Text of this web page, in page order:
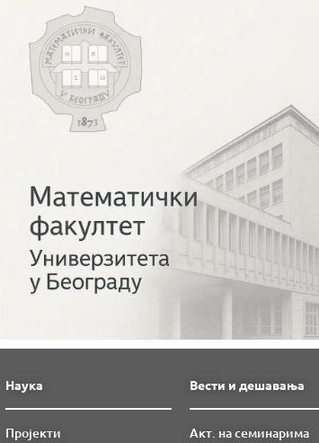
Наука
Пројекти
Вести и дешавања
Акт. на семинарима